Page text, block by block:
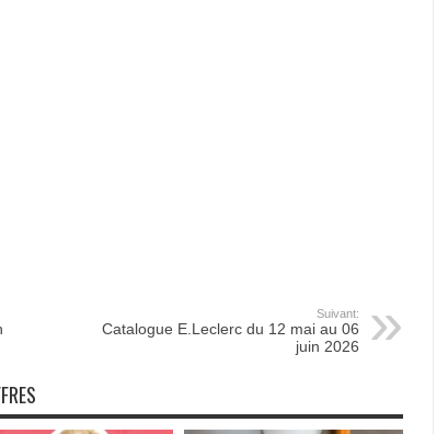
Suivant:
Catalogue E.Leclerc du 12 mai au 06
juin 2026